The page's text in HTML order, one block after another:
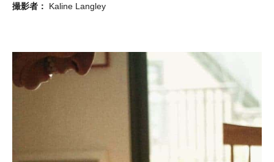
撮影者：
Kaline Langley